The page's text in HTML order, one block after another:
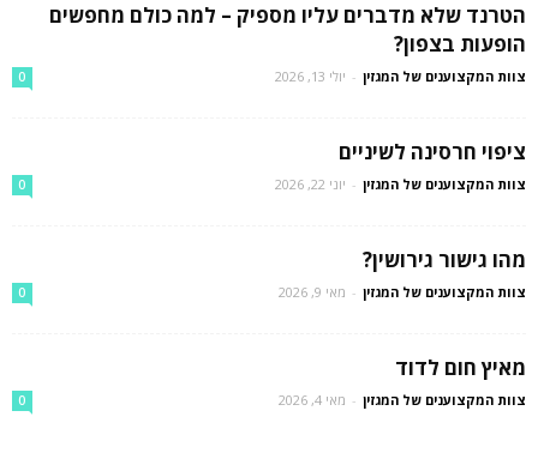
הטרנד שלא מדברים עליו מספיק – למה כולם מחפשים
הופעות בצפון?
צוות המקצוענים של המגזין - יולי 13, 2026 0
ציפוי חרסינה לשיניים
צוות המקצוענים של המגזין - יוני 22, 2026 0
מהו גישור גירושין?
צוות המקצוענים של המגזין - מאי 9, 2026 0
מאיץ חום לדוד
צוות המקצוענים של המגזין - מאי 4, 2026 0